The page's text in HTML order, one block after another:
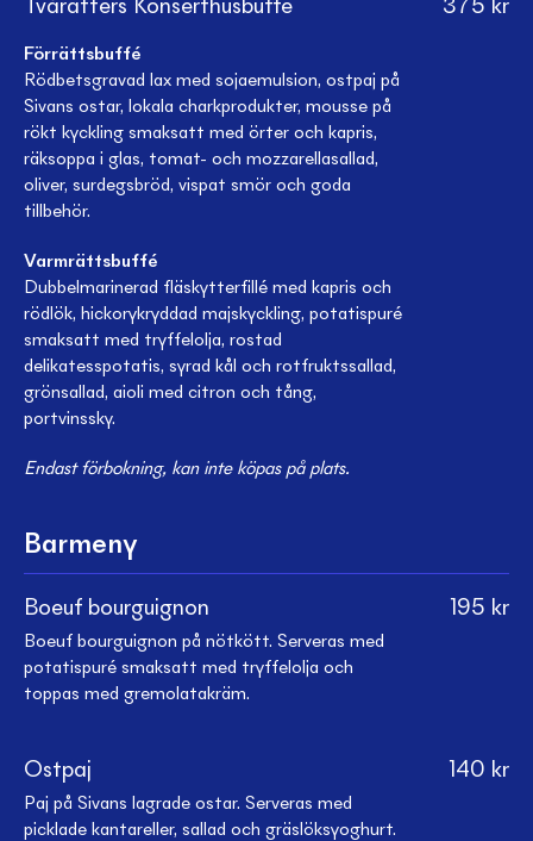
Tvårätters Konserthusbuffé 375 kr
Förrättsbuffé
Rödbetsgravad lax med sojaemulsion, ostpaj på
Sivans ostar, lokala charkprodukter, mousse på
rökt kyckling smaksatt med örter och kapris,
räksoppa i glas, tomat- och mozzarellasallad,
oliver, surdegsbröd, vispat smör och goda
tillbehör.
Varmrättsbuffé
Dubbelmarinerad fläskytterfillé med kapris och
rödlök, hickorykryddad majskyckling, potatispuré
smaksatt med tryffelolja, rostad
delikatesspotatis, syrad kål och rotfruktssallad,
grönsallad, aioli med citron och tång,
portvinssky.
Endast förbokning, kan inte köpas på plats.
Barmeny
Boeuf bourguignon 195 kr
Boeuf bourguignon på nötkött. Serveras med
potatispuré smaksatt med tryffelolja och
toppas med gremolatakräm.
Ostpaj 140 kr
Paj på Sivans lagrade ostar. Serveras med
picklade kantareller, sallad och gräslöksyoghurt.